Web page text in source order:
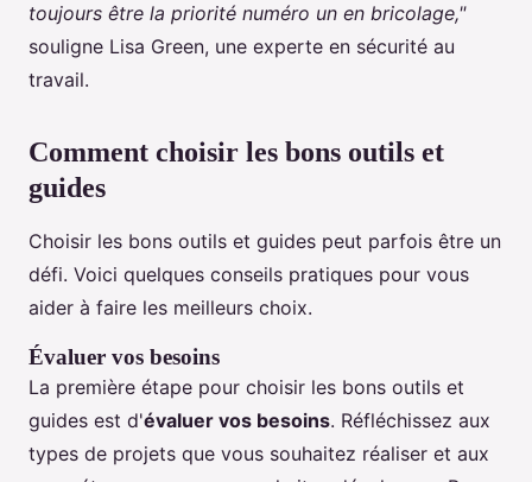
toujours être la priorité numéro un en bricolage,"
souligne Lisa Green, une experte en sécurité au
travail.
Comment choisir les bons outils et
guides
Choisir les bons outils et guides peut parfois être un
défi. Voici quelques conseils pratiques pour vous
aider à faire les meilleurs choix.
Évaluer vos besoins
La première étape pour choisir les bons outils et
guides est d'évaluer vos besoins. Réfléchissez aux
types de projets que vous souhaitez réaliser et aux